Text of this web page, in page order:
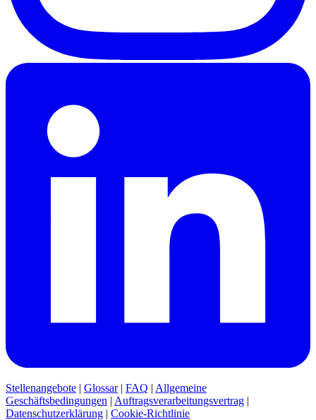
Stellenangebote | Glossar| FAQ | Allgemeine
Geschäftsbedingungen | Auftragsverarbeitungsvertrag |
Datenschutzerklärung | Cookie-Richtlinie